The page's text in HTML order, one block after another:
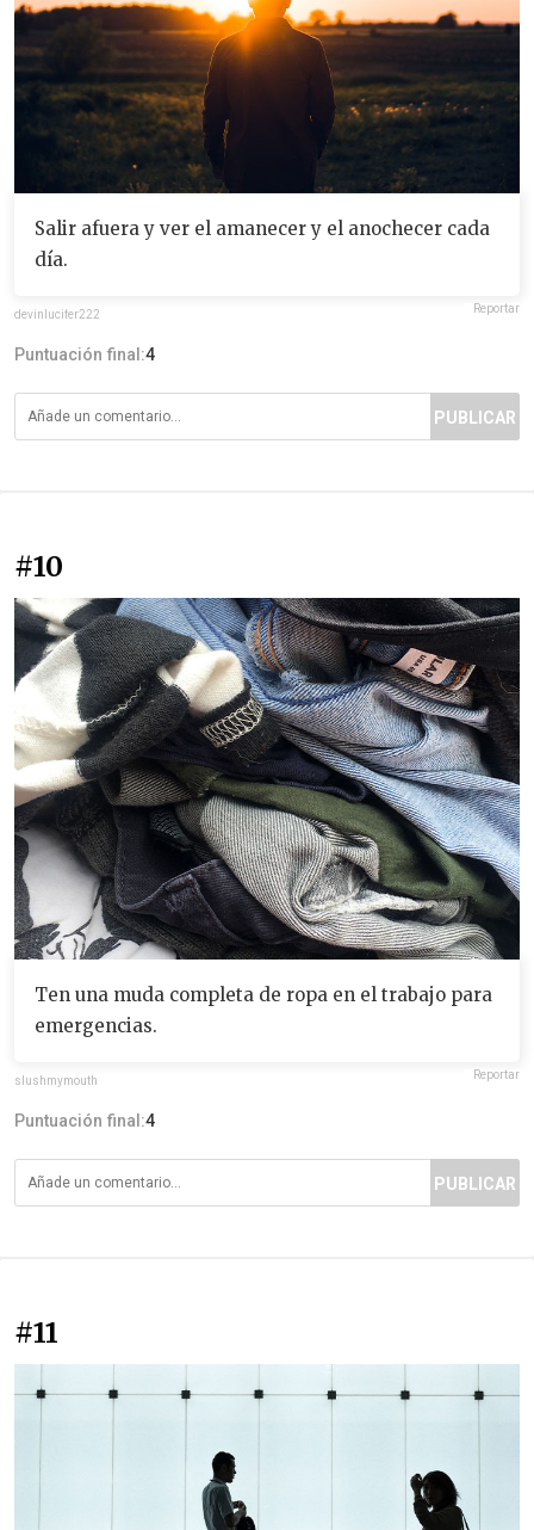
Salir afuera y ver el amanecer y el anochecer cada
día.
devinlucifer222 Reportar
Puntuación final:4
PUBLICAR
#10
Ten una muda completa de ropa en el trabajo para
emergencias.
slushmymouth Reportar
Puntuación final:4
PUBLICAR
#11